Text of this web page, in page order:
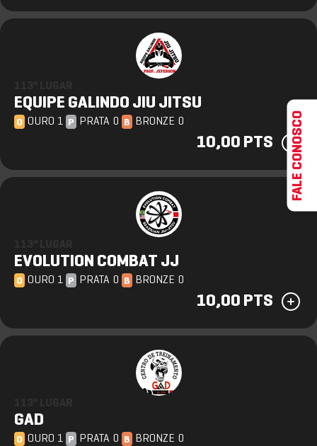
EQUIPE GALINDO JIU JITSU
O OURO 1 P PRATA 0 B BRONZE 0
10,00 PTS
EVOLUTION COMBAT JJ
O OURO 1 P PRATA 0 B BRONZE 0
10,00 PTS
GAD
O OURO 1 P PRATA 0 B BRONZE 0
FALE CONOSCO